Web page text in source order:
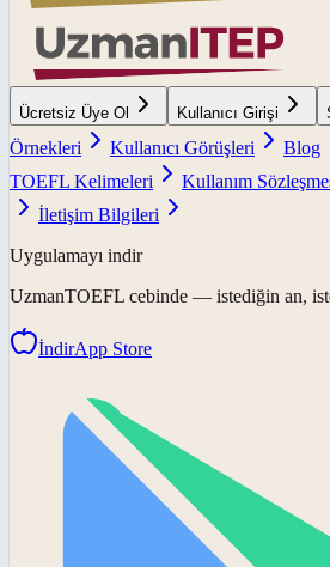
Ücretsiz Üye Ol Kullanıcı Girişi
Örnekleri
Kullanıcı Görüşleri Blog
TOEFL Kelimeleri
Kullanım
İletişim Bilgileri
Uygulamayı indir
UzmanTOEFL cebinde — istediğin an,
İndirApp Store